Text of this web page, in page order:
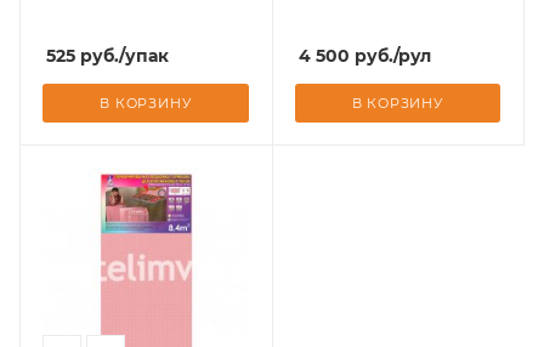
525 руб./упак
В КОРЗИНУ
4 500 руб./рул
В КОРЗИНУ